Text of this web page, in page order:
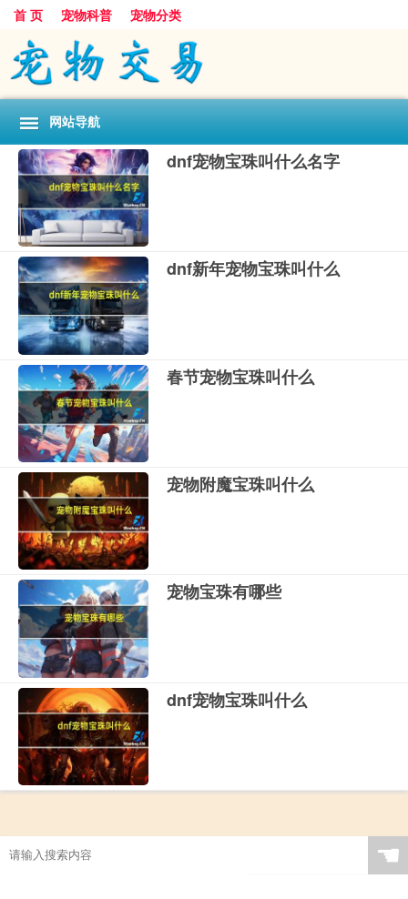
首 页 宠物科普 宠物分类
网站导航
dnf宠物宝珠叫什么名字
dnf新年宠物宝珠叫什么
春节宠物宝珠叫什么
宠物附魔宝珠叫什么
宠物宝珠有哪些
dnf宠物宝珠叫什么
☚